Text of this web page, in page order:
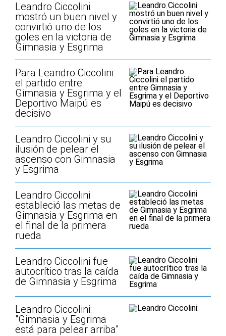
Leandro Ciccolini
mostró un buen nivel y
convirtió uno de los
goles en la victoria de
Gimnasia y Esgrima
Para Leandro Ciccolini
el partido entre
Gimnasia y Esgrima y el
Deportivo Maipú es
decisivo
Leandro Ciccolini y su
ilusión de pelear el
ascenso con Gimnasia
y Esgrima
Leandro Ciccolini
estableció las metas de
Gimnasia y Esgrima en
el final de la primera
rueda
Leandro Ciccolini fue
autocrítico tras la caída
de Gimnasia y Esgrima
Leandro Ciccolini:
"Gimnasia y Esgrima
está para pelear arriba"